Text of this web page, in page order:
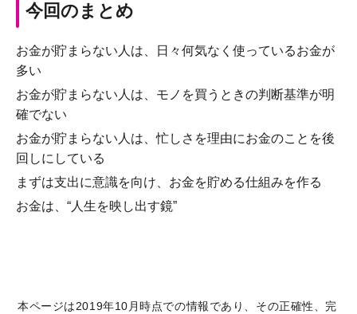
今回のまとめ
お金が貯まらない人は、日々何気なく使っているお金が
多い
お金が貯まらない人は、モノを買うときの判断基準が明
確でない
お金が貯まらない人は、忙しさを理由にお金のことを後
回しにしている
まずは支出に意識を向け、お金を貯める仕組みを作る
お金は、“人生を映し出す鏡”
本ページは2019年10月時点での情報であり、その正確性、完